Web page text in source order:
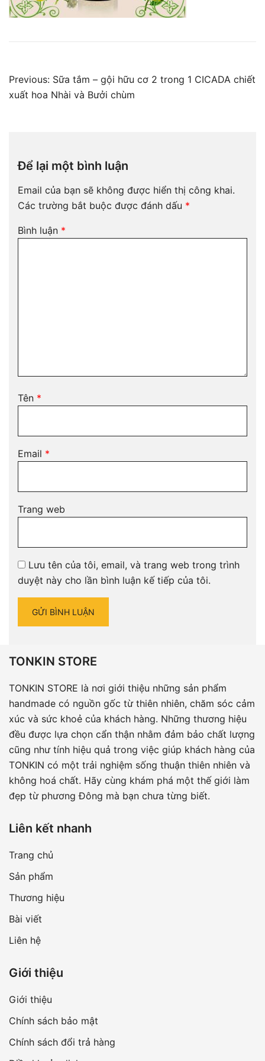
Điều
hướng
Previous: Sữa tắm – gội hữu cơ 2 trong 1 CICADA chiết
xuất hoa Nhài và Bưởi chùm
Để lại một bình luận
Email của bạn sẽ không được hiển thị công khai.
Các trường bắt buộc được đánh dấu *
Bình luận *
Tên *
Email *
Trang web
Lưu tên của tôi, email, và trang web trong trình
duyệt này cho lần bình luận kế tiếp của tôi.
TONKIN STORE
TONKIN STORE là nơi giới thiệu những sản phẩm
handmade có nguồn gốc từ thiên nhiên, chăm sóc cảm
xúc và sức khoẻ của khách hàng. Những thương hiệu
đều được lựa chọn cẩn thận nhằm đảm bảo chất lượng
cũng như tính hiệu quả trong việc giúp khách hàng của
TONKIN có một trải nghiệm sống thuận thiên nhiên và
không hoá chất. Hãy cùng khám phá một thế giới làm
đẹp từ phương Đông mà bạn chưa từng biết.
Liên kết nhanh
Trang chủ
Sản phẩm
Thương hiệu
Bài viết
Liên hệ
Giới thiệu
Giới thiệu
Chính sách bảo mật
Chính sách đổi trả hàng